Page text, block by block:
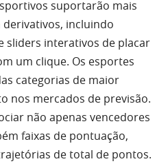
suportarão mais
incluindo
sliders interativos de placar
um clique. Os esportes
categorias de maior
nos mercados de previsão.
não apenas vencedores
faixas de pontuação,
de total de pontos.